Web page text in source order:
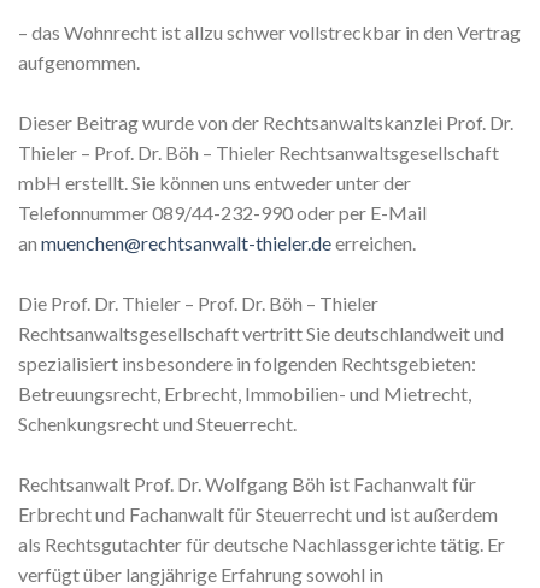
– das Wohnrecht ist allzu schwer vollstreckbar in den Vertrag
aufgenommen.
Dieser Beitrag wurde von der Rechtsanwaltskanzlei Prof. Dr.
Thieler – Prof. Dr. Böh – Thieler Rechtsanwaltsgesellschaft
mbH erstellt. Sie können uns entweder unter der
Telefonnummer 089/44-232-990 oder per E-Mail
an muenchen@rechtsanwalt-thieler.deerreichen.
Die Prof. Dr. Thieler – Prof. Dr. Böh – Thieler
Rechtsanwaltsgesellschaft vertritt Sie deutschlandweit und
spezialisiert insbesondere in folgenden Rechtsgebieten:
Betreuungsrecht, Erbrecht, Immobilien- und Mietrecht,
Schenkungsrecht und Steuerrecht.
Rechtsanwalt Prof. Dr. Wolfgang Böh ist Fachanwalt für
Erbrecht und Fachanwalt für Steuerrecht und ist außerdem
als Rechtsgutachter für deutsche Nachlassgerichte tätig. Er
verfügt über langjährige Erfahrung sowohl in